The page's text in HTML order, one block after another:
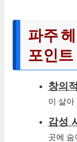
파주
포인트
창의
이 살아
감성
곳에 숨